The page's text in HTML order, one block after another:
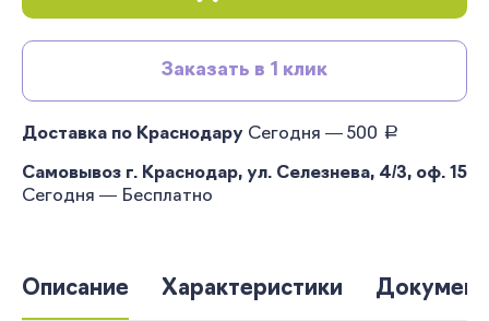
Заказать в 1 клик
Доставка по Краснодару Сегодня — 500 руб.
Самовывоз г. Краснодар, ул. Селезнева, 4/3, оф. 15
Сегодня — Бесплатно
Описание Характеристики